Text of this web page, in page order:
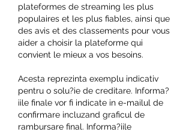
plateformes de streaming les plus
populaires et les plus fiables, ainsi que
des avis et des classements pour vous
aider a choisir la plateforme qui
convient le mieux a vos besoins.
Acesta reprezinta exemplu indicativ
pentru o solu?ie de creditare. Informa?
iile finale vor fi indicate in e-mailul de
confirmare incluzand graficul de
rambursare final. Informa?iile